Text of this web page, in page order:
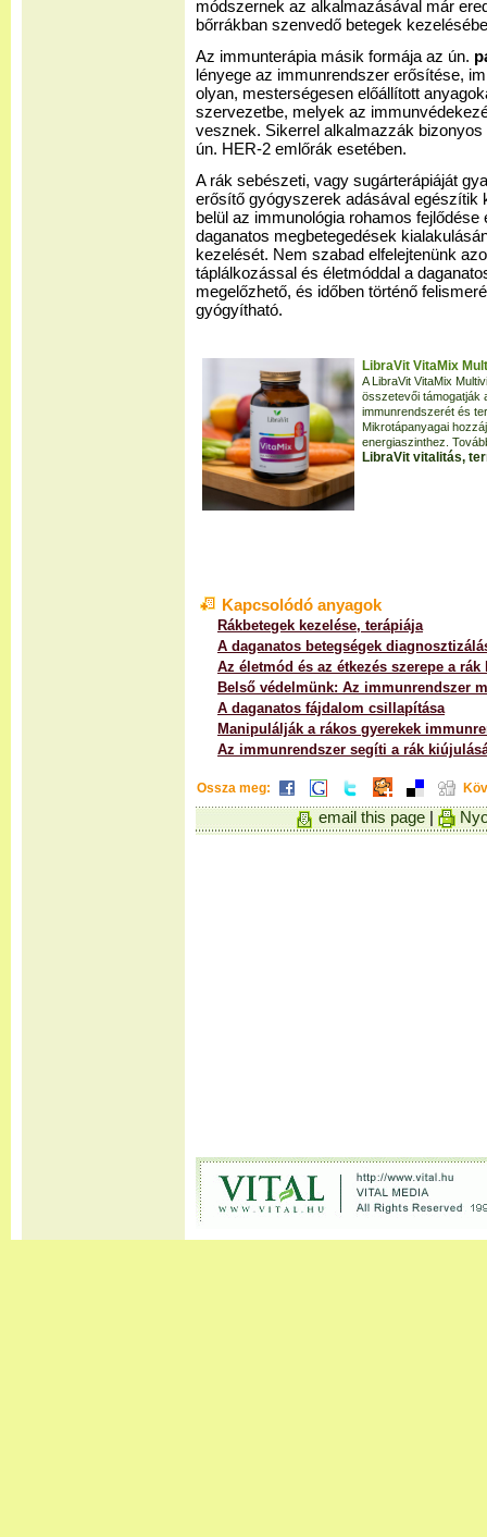
módszernek az alkalmazásával már
bőrrákban szenvedő betegek
Az immunterápia másik formája az ún.
lényege az immunrendszer erősítése,
olyan, mesterségesen előállított
szervezetbe, melyek az
vesznek. Sikerrel alkalmazzák
ún. HER-2 emlőrák esetében.
A rák sebészeti, vagy sugárterápiáját
erősítő gyógyszerek adásával egészítik
belül az immunológia rohamos fejlődése
daganatos megbetegedések
kezelését. Nem szabad elfelejtenünk
táplálkozással és életmóddal a
megelőzhető, és időben történő
gyógyítható.
LibraVit VitaMix
A LibraVit VitaMix
összetevői támogatják
immunrendszerét és
Mikrotápanyagai
energiaszinthez.
LibraVit vitalitás,
Kapcsolódó anyagok
Rákbetegek kezelése, terápiája
A daganatos betegségek
Az életmód és az étkezés szerepe a rák
Belső védelmünk: Az immunrendszer
A daganatos fájdalom csillapítása
Manipulálják a rákos gyerekek
Az immunrendszer segíti a rák
Ossza meg:
email this page